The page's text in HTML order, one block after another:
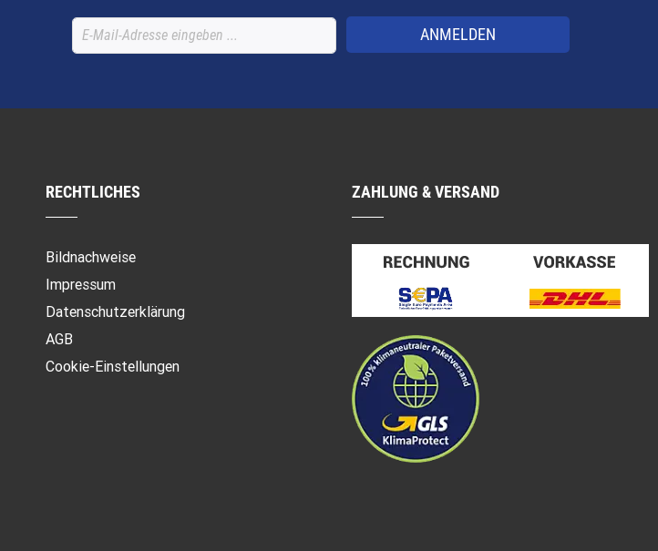
ANMELDEN
RECHTLICHES
Bildnachweise
Impressum
Datenschutzerklärung
AGB
Cookie-Einstellungen
ZAHLUNG & VERSAND